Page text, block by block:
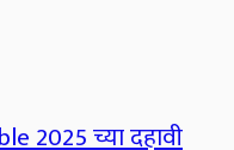
2025 च्या दहावी